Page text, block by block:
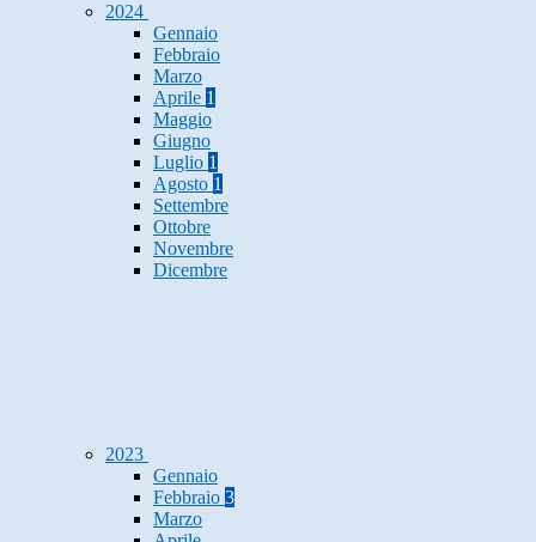
2024
Gennaio
Febbraio
Marzo
Aprile 1
Maggio
Giugno
Luglio 1
Agosto 1
Settembre
Ottobre
Novembre
Dicembre
2023
Gennaio
Febbraio 3
Marzo